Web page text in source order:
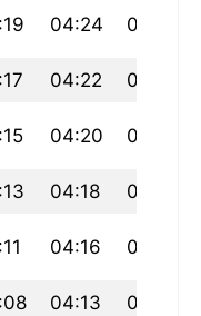
04:24 06:07
04:22 06:05
04:20 06:03
04:18 06:01
04:16 05:59
04:13 05:57